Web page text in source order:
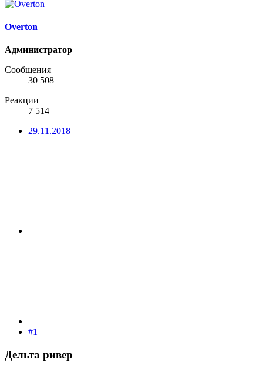
Overton
Администратор
Сообщения
30 508
Реакции
7 514
29.11.2018
#1
Дельта ривер​